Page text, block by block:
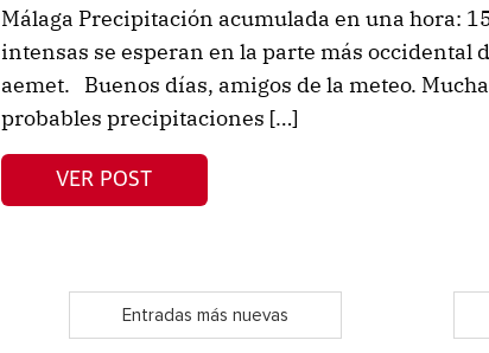
Málaga Precipitación acumulada en una hora:
intensas se esperan en la parte más occidental
aemet. Buenos días, amigos de la meteo.
probables precipitaciones […]
VER POST
Entradas más nuevas